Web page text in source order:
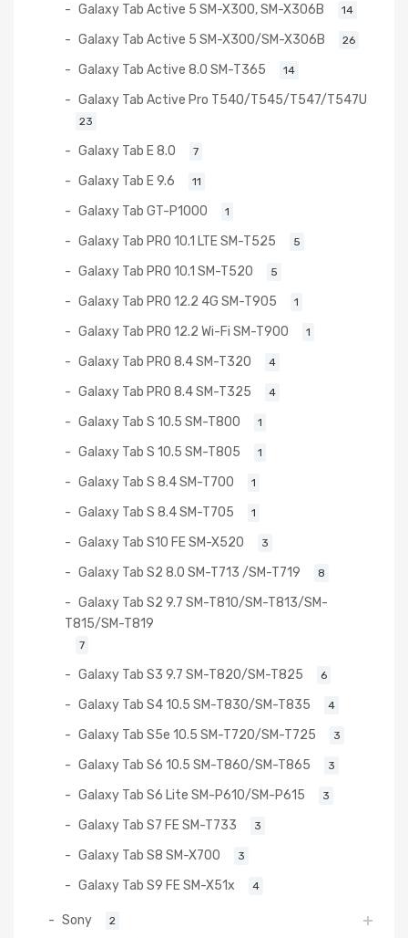
Galaxy Tab Active 5 SM-X300, SM-X306B 14
Galaxy Tab Active 5 SM-X300/SM-X306B 26
Galaxy Tab Active 8.0 SM-T365 14
Galaxy Tab Active Pro T540/T545/T547/T547U
23
Galaxy Tab E 8.0 7
Galaxy Tab E 9.6 11
Galaxy Tab GT-P1000 1
Galaxy Tab PRO 10.1 LTE SM-T525 5
Galaxy Tab PRO 10.1 SM-T520 5
Galaxy Tab PRO 12.2 4G SM-T905 1
Galaxy Tab PRO 12.2 Wi-Fi SM-T900 1
Galaxy Tab PRO 8.4 SM-T320 4
Galaxy Tab PRO 8.4 SM-T325 4
Galaxy Tab S 10.5 SM-T800 1
Galaxy Tab S 10.5 SM-T805 1
Galaxy Tab S 8.4 SM-T700 1
Galaxy Tab S 8.4 SM-T705 1
Galaxy Tab S10 FE SM-X520 3
Galaxy Tab S2 8.0 SM-T713 /SM-T719 8
Galaxy Tab S2 9.7 SM-T810/SM-T813/SM-
T815/SM-T819
7
Galaxy Tab S3 9.7 SM-T820/SM-T825 6
Galaxy Tab S4 10.5 SM-T830/SM-T835 4
Galaxy Tab S5e 10.5 SM-T720/SM-T725 3
Galaxy Tab S6 10.5 SM-T860/SM-T865 3
Galaxy Tab S6 Lite SM-P610/SM-P615 3
Galaxy Tab S7 FE SM-T733 3
Galaxy Tab S8 SM-X700 3
Galaxy Tab S9 FE SM-X51x 4
Sony 2